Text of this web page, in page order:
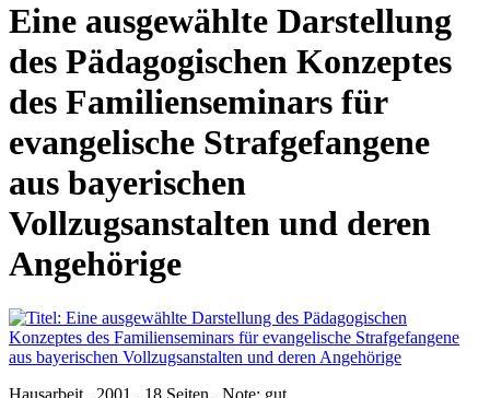
Eine ausgewählte Darstellung
des Pädagogischen Konzeptes
des Familienseminars für
evangelische Strafgefangene
aus bayerischen
Vollzugsanstalten und deren
Angehörige
Hausarbeit , 2001 , 18 Seiten , Note: gut